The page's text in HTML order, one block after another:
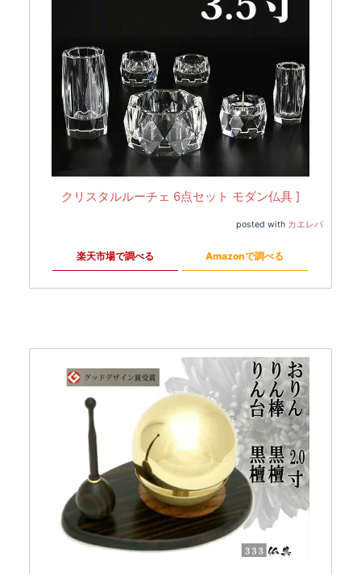
︎クリスタルルーチェ 6点セット モダン仏具 ]
posted with カエレバ
楽天市場で調べる Amazonで調べる